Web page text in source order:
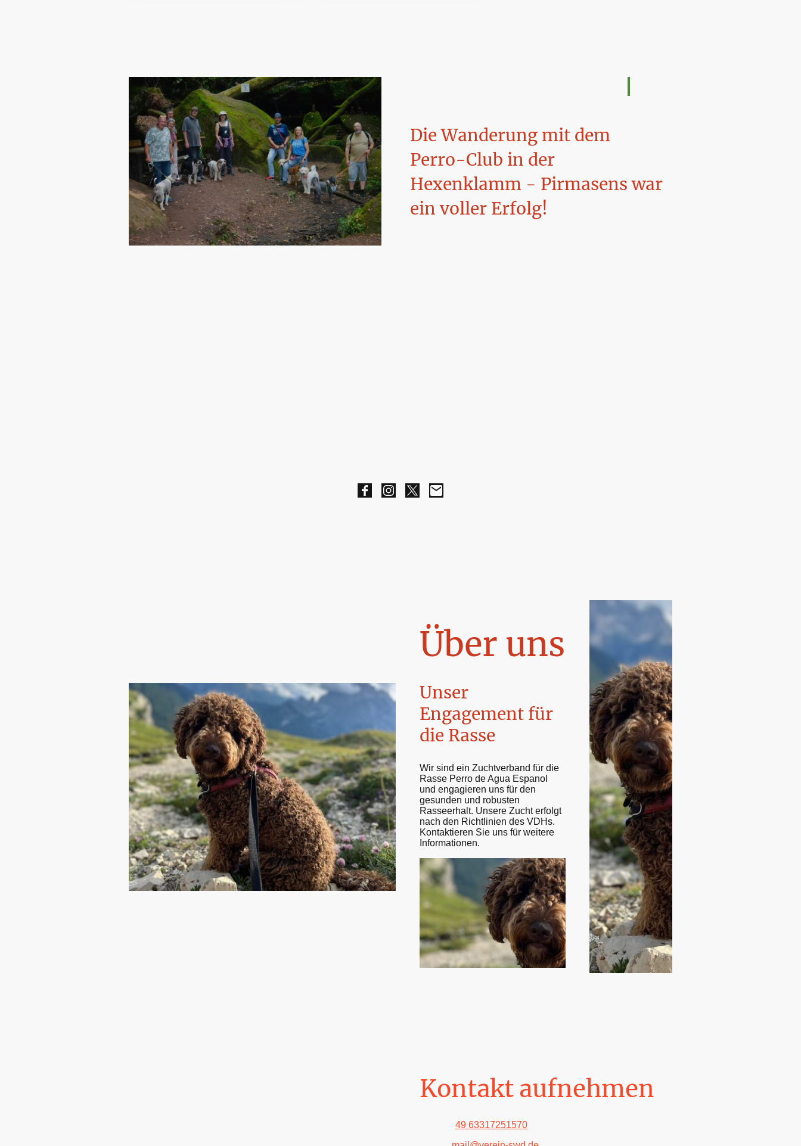
Die Wanderung mit dem
Perro-Club in der
Hexenklamm - Pirmasens war
ein voller Erfolg!
Über uns
Unser
Engagement für
die Rasse
Wir sind ein Zuchtverband für die
Rasse Perro de Agua Espanol
und engagieren uns für den
gesunden und robusten
Rasseerhalt. Unsere Zucht erfolgt
nach den Richtlinien des VDHs.
Kontaktieren Sie uns für weitere
Informationen.
Kontakt aufnehmen
49 63317251570